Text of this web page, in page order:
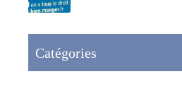
Catégories